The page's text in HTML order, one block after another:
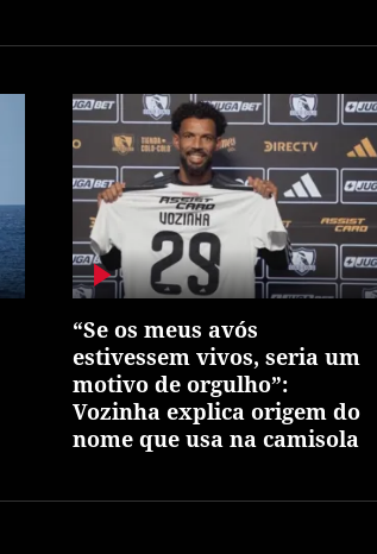
“Se os meus avós
estivessem vivos, seria um
motivo de orgulho”:
Vozinha explica origem do
nome que usa na camisola